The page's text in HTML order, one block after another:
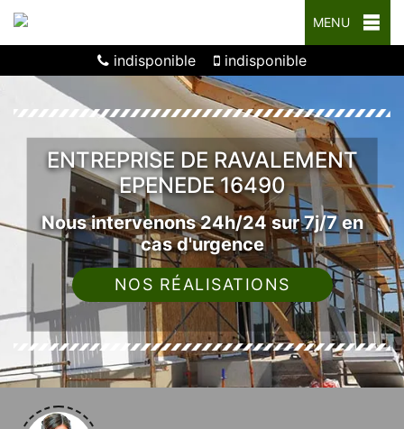
MENU
indisponible indisponible
ENTREPRISE DE RAVALEMENT
EPENEDE 16490
Nous intervenons 24h/24 sur 7j/7 en
cas d'urgence
NOS RÉALISATIONS